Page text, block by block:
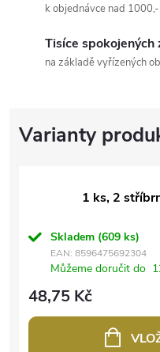
k objednávce nad 1000,-
Tisíce spokojených
na základě vyřízených
1 ks, 2
Skladem (609 ks)
EAN: 8596475692304
Můžeme doručit do
48,75 Kč